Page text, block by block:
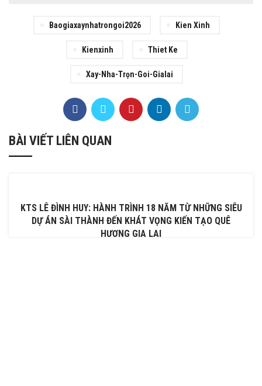
Baogiaxaynhatrongoi2026 Kien Xinh
Kienxinh Thiet Ke
Xay-Nha-Trọn-Goi-Gialai
BÀI VIẾT LIÊN QUAN
KTS LÊ ĐÌNH HUY: HÀNH TRÌNH 18 NĂM TỪ NHỮNG SIÊU
DỰ ÁN SÀI THÀNH ĐẾN KHÁT VỌNG KIẾN TẠO QUÊ
HƯƠNG GIA LAI